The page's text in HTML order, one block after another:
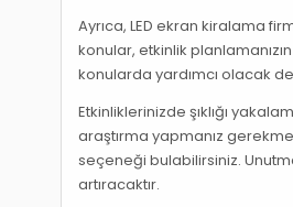
Ayrıca, LED ekran kiralama
konular, etkinlik
konularda yardımcı olacak
Etkinliklerinizde şıklığı
araştırma yapmanız
seçeneği bulabilirsiniz.
artıracaktır.